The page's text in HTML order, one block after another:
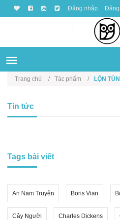
Đăng nhập Đăng
Trang chủ Tác phẩm LỘN
Tin tức
Tags bài viết
An Nam Truyện Boris Vian
Cây Người Charles Dickens